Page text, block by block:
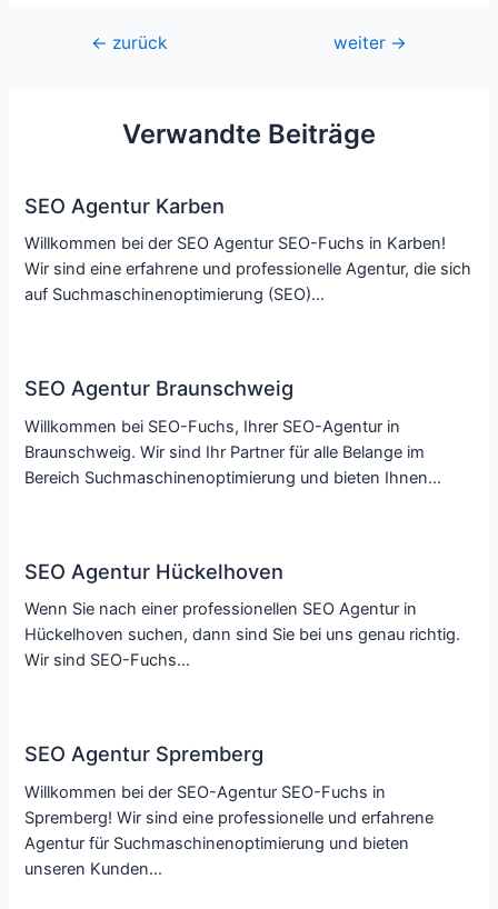
Beitragsnavigation
← zurück weiter →
Verwandte Beiträge
SEO Agentur Karben
Willkommen bei der SEO Agentur SEO-Fuchs in Karben!
Wir sind eine erfahrene und professionelle Agentur, die sich
auf Suchmaschinenoptimierung (SEO)…
SEO Agentur Braunschweig
Willkommen bei SEO-Fuchs, Ihrer SEO-Agentur in
Braunschweig. Wir sind Ihr Partner für alle Belange im
Bereich Suchmaschinenoptimierung und bieten Ihnen…
SEO Agentur Hückelhoven
Wenn Sie nach einer professionellen SEO Agentur in
Hückelhoven suchen, dann sind Sie bei uns genau richtig.
Wir sind SEO-Fuchs…
SEO Agentur Spremberg
Willkommen bei der SEO-Agentur SEO-Fuchs in
Spremberg! Wir sind eine professionelle und erfahrene
Agentur für Suchmaschinenoptimierung und bieten
unseren Kunden…